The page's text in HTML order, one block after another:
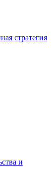
стратегия
и